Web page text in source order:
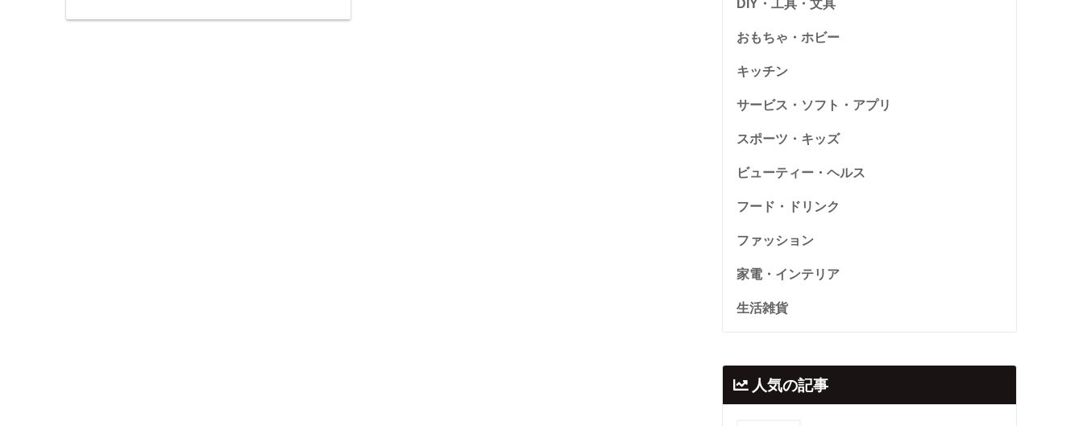
DIY・工具・文具
おもちゃ・ホビー
キッチン
サービス・ソフト・アプリ
スポーツ・キッズ
ビューティー・ヘルス
フード・ドリンク
ファッション
家電・インテリア
生活雑貨
人気の記事